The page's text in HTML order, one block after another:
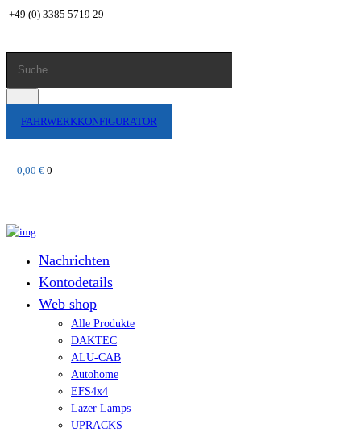
+49 (0) 3385 5719 29
Suche
FAHRWERKKONFIGURATOR
0,00 € 0
Nachrichten
Kontodetails
Web shop
Alle Produkte
DAKTEC
ALU-CAB
Autohome
EFS4x4
Lazer Lamps
UPRACKS